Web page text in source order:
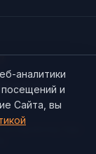
аналитики
посещений и
Сайта, вы